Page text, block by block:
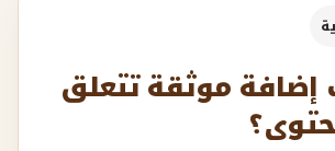
موثقة تتعلق